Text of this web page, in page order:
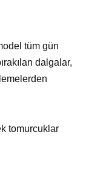
tüm gün
dalgalar,
tomurcuklar